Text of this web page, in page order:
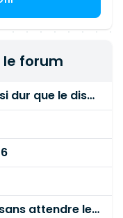
du service
le forum
Est-ce que le marché est aussi dur que le disent les commerciaux ?
ESN qui paient en fin de mois sans attendre le paiement client ?